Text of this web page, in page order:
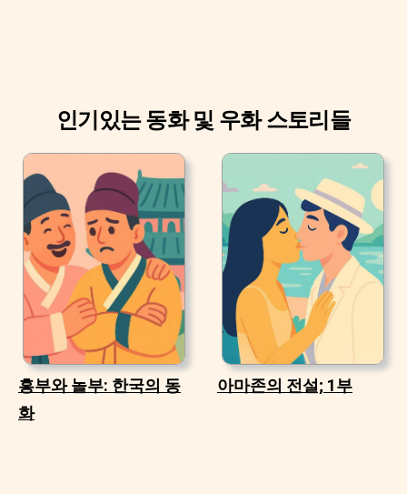
인기있는 동화 및 우화 스토리들
흥부와 놀부: 한국의 동
화
아마존의 전설; 1부